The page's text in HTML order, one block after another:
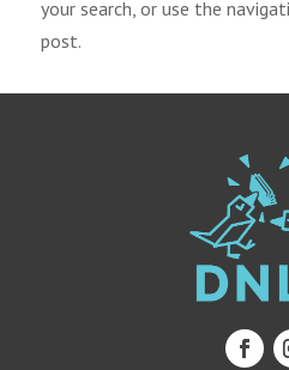
your search, or use the
post.